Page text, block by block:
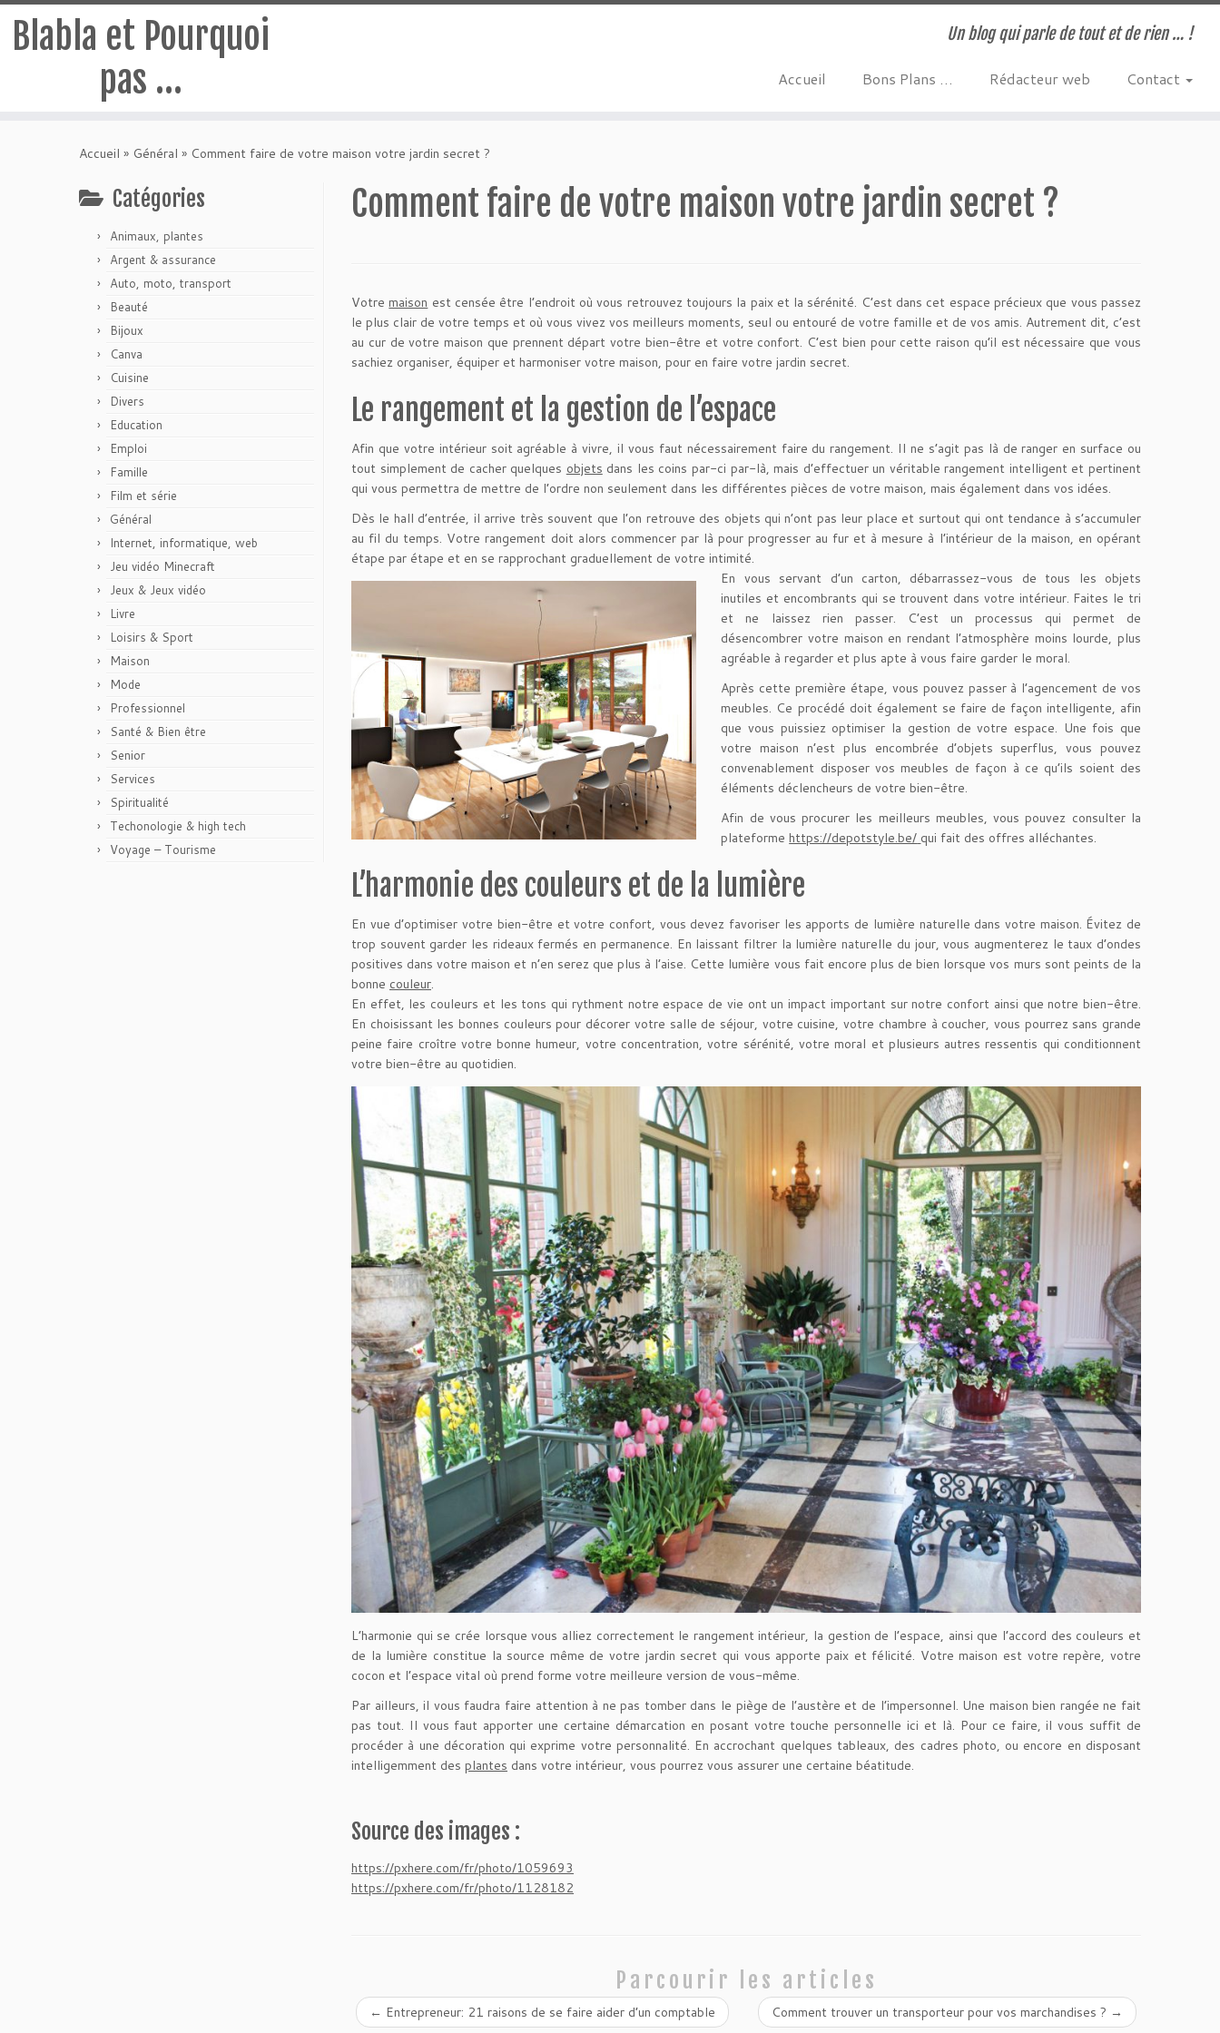
Blabla et Pourquoi
pas …
Un blog qui parle de tout et de rien … !
Accueil Bons Plans … Rédacteur web Contact
Accueil » Général » Comment faire de votre maison votre jardin secret ?
Catégories
Animaux, plantes
Argent & assurance
Auto, moto, transport
Beauté
Bijoux
Canva
Cuisine
Divers
Education
Emploi
Famille
Film et série
Général
Internet, informatique, web
Jeu vidéo Minecraft
Jeux & Jeux vidéo
Livre
Loisirs & Sport
Maison
Mode
Professionnel
Santé & Bien être
Senior
Services
Spiritualité
Techonologie & high tech
Voyage – Tourisme
Comment faire de votre maison votre jardin secret ?
Votre maison est censée être l’endroit où vous retrouvez toujours la paix et la sérénité. C’est dans cet espace précieux que vous passez
le plus clair de votre temps et où vous vivez vos meilleurs moments, seul ou entouré de votre famille et de vos amis. Autrement dit, c’est
au cur de votre maison que prennent départ votre bien-être et votre confort. C’est bien pour cette raison qu’il est nécessaire que vous
sachiez organiser, équiper et harmoniser votre maison, pour en faire votre jardin secret.
Le rangement et la gestion de l’espace
Afin que votre intérieur soit agréable à vivre, il vous faut nécessairement faire du rangement. Il ne s’agit pas là de ranger en surface ou
tout simplement de cacher quelques objets dans les coins par-ci par-là, mais d’effectuer un véritable rangement intelligent et pertinent
qui vous permettra de mettre de l’ordre non seulement dans les différentes pièces de votre maison, mais également dans vos idées.
Dès le hall d’entrée, il arrive très souvent que l’on retrouve des objets qui n’ont pas leur place et surtout qui ont tendance à s’accumuler
au fil du temps. Votre rangement doit alors commencer par là pour progresser au fur et à mesure à l’intérieur de la maison, en opérant
étape par étape et en se rapprochant graduellement de votre intimité.
En vous servant d’un carton, débarrassez-vous de tous les objets
inutiles et encombrants qui se trouvent dans votre intérieur. Faites le tri
et ne laissez rien passer. C’est un processus qui permet de
désencombrer votre maison en rendant l’atmosphère moins lourde, plus
agréable à regarder et plus apte à vous faire garder le moral.
Après cette première étape, vous pouvez passer à l’agencement de vos
meubles. Ce procédé doit également se faire de façon intelligente, afin
que vous puissiez optimiser la gestion de votre espace. Une fois que
votre maison n’est plus encombrée d’objets superflus, vous pouvez
convenablement disposer vos meubles de façon à ce qu’ils soient des
éléments déclencheurs de votre bien-être.
Afin de vous procurer les meilleurs meubles, vous pouvez consulter la
plateforme https://depotstyle.be/ qui fait des offres alléchantes.
L’harmonie des couleurs et de la lumière
En vue d’optimiser votre bien-être et votre confort, vous devez favoriser les apports de lumière naturelle dans votre maison. Évitez de
trop souvent garder les rideaux fermés en permanence. En laissant filtrer la lumière naturelle du jour, vous augmenterez le taux d’ondes
positives dans votre maison et n’en serez que plus à l’aise. Cette lumière vous fait encore plus de bien lorsque vos murs sont peints de la
bonne couleur.
En effet, les couleurs et les tons qui rythment notre espace de vie ont un impact important sur notre confort ainsi que notre bien-être.
En choisissant les bonnes couleurs pour décorer votre salle de séjour, votre cuisine, votre chambre à coucher, vous pourrez sans grande
peine faire croître votre bonne humeur, votre concentration, votre sérénité, votre moral et plusieurs autres ressentis qui conditionnent
votre bien-être au quotidien.
L’harmonie qui se crée lorsque vous alliez correctement le rangement intérieur, la gestion de l’espace, ainsi que l’accord des couleurs et
de la lumière constitue la source même de votre jardin secret qui vous apporte paix et félicité. Votre maison est votre repère, votre
cocon et l’espace vital où prend forme votre meilleure version de vous-même.
Par ailleurs, il vous faudra faire attention à ne pas tomber dans le piège de l’austère et de l’impersonnel. Une maison bien rangée ne fait
pas tout. Il vous faut apporter une certaine démarcation en posant votre touche personnelle ici et là. Pour ce faire, il vous suffit de
procéder à une décoration qui exprime votre personnalité. En accrochant quelques tableaux, des cadres photo, ou encore en disposant
intelligemment des plantes dans votre intérieur, vous pourrez vous assurer une certaine béatitude.
Source des images :
https://pxhere.com/fr/photo/1059693
https://pxhere.com/fr/photo/1128182
Parcourir les articles
← Entrepreneur: 21 raisons de se faire aider d’un comptable Comment trouver un transporteur pour vos marchandises ? →